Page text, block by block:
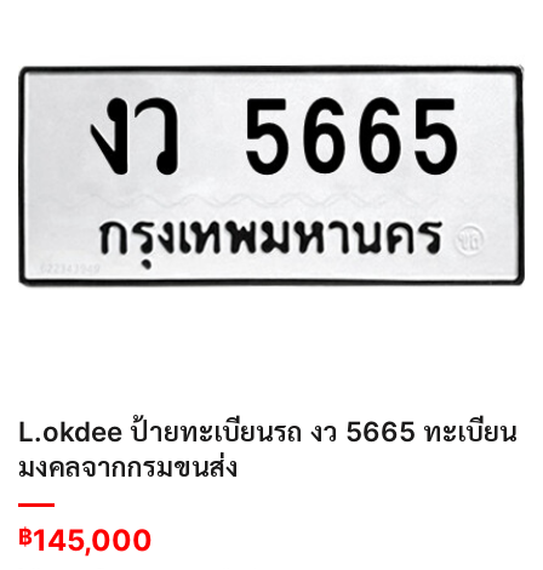
L.okdee ป้ายทะเบียนรถ งว 5665 ทะเบียน
มงคลจากกรมขนส่ง
฿145,000